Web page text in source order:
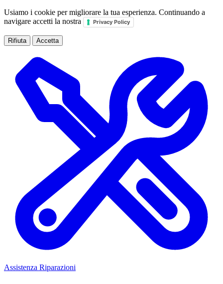
Usiamo i cookie per migliorare la tua esperienza. Continuando a
navigare accetti la nostra
Privacy Policy
Rifiuta Accetta
Assistenza Riparazioni